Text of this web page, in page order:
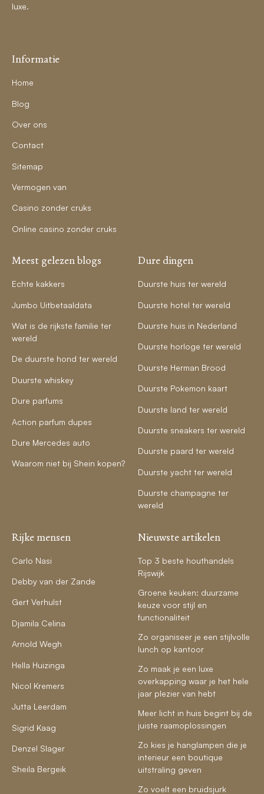
luxe.
Informatie
Home
Blog
Over ons
Contact
Sitemap
Vermogen van
Casino zonder cruks
Online casino zonder cruks
Meest gelezen blogs
Echte kakkers
Jumbo Uitbetaaldata
Wat is de rijkste familie ter
wereld
De duurste hond ter wereld
Duurste whiskey
Dure parfums
Action parfum dupes
Dure Mercedes auto
Waarom niet bij Shein kopen?
Dure dingen
Duurste huis ter wereld
Duurste hotel ter wereld
Duurste huis in Nederland
Duurste horloge ter wereld
Duurste Herman Brood
Duurste Pokemon kaart
Duurste land ter wereld
Duurste sneakers ter wereld
Duurste paard ter wereld
Duurste yacht ter wereld
Duurste champagne ter
wereld
Rijke mensen
Carlo Nasi
Debby van der Zande
Gert Verhulst
Djamila Celina
Arnold Wegh
Hella Huizinga
Nicol Kremers
Jutta Leerdam
Sigrid Kaag
Denzel Slager
Sheila Bergeik
Nieuwste artikelen
Top 3 beste houthandels
Rijswijk
Groene keuken: duurzame
keuze voor stijl en
functionaliteit
Zo organiseer je een stijlvolle
lunch op kantoor
Zo maak je een luxe
overkapping waar je het hele
jaar plezier van hebt
Meer licht in huis begint bij de
juiste raamoplossingen
Zo kies je hanglampen die je
interieur een boutique
uitstraling geven
Zo voelt een bruidsjurk